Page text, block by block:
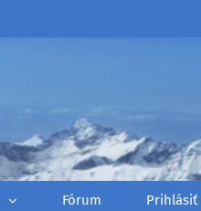
Fórum Prihlásiť